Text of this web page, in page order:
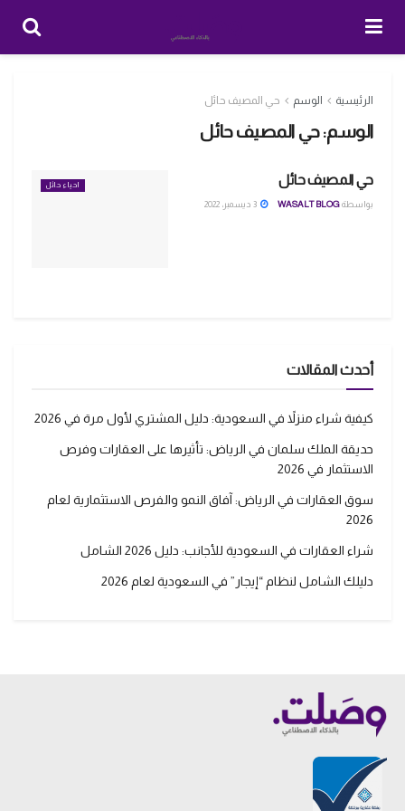
الرئيسية الوسم حي المصيف حائل
الوسم:حي المصيف حائل
احياء حائل حي المصيف حائل
بواسطةWASALT BLOG
أحدث المقالات
كيفية شراء منزلاً في السعودية: دليل المشتري لأول مرة في 2026
حديقة الملك سلمان في الرياض: تأثيرها على العقارات وفرص
الاستثمار في 2026
سوق العقارات في الرياض: آفاق النمو والفرص الاستثمارية لعام
2026
شراء العقارات في السعودية للأجانب: دليل 2026 الشامل
دليلك الشامل لنظام “إيجار” في السعودية لعام 2026